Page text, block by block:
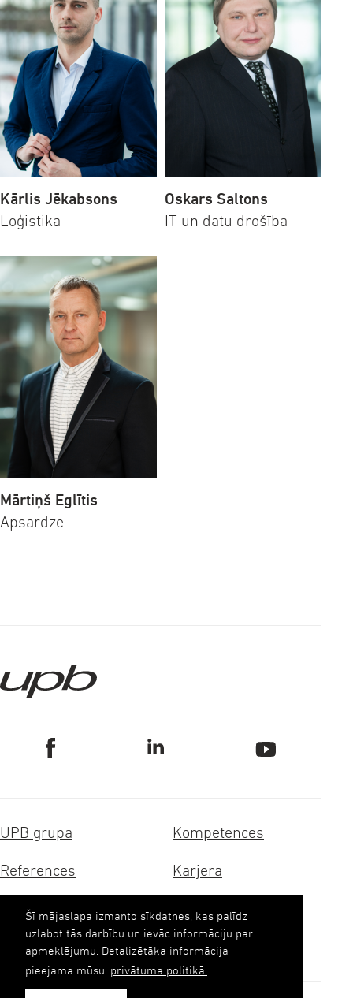
Šī mājaslapa izmanto sīkdatnes, kas palīdz
uzlabot tās darbību un ievāc informāciju par
apmeklējumu. Detalizētāka informācija
pieejama mūsu privātuma politikā.
Kārlis Jēkabsons
Loģistika
Oskars Saltons
IT un datu drošība
Mārtiņš Eglītis
Apsardze
UPB grupa Kompetences
References Karjera
Sertifikāti Ilgtspēja
Kontakti